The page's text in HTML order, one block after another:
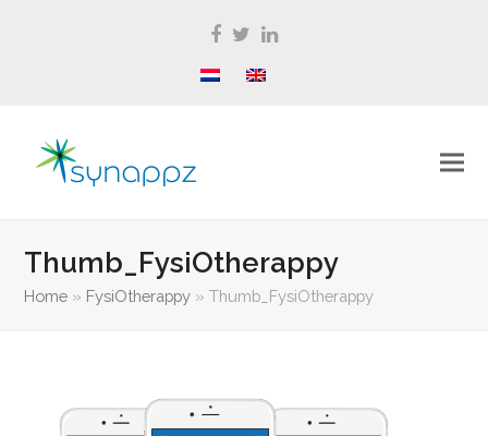
Facebook
TwitterLinkedIn
Thumb_FysiOtherappy
Home » FysiOtherappy »Thumb_FysiOtherappy